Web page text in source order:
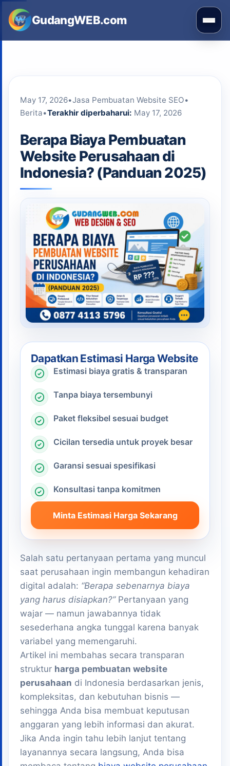
content
GudangWEB.com
Buka
May 17, 2026•Jasa Pembuatan Website SEO•
Berita•Terakhir diperbaharui: May 17, 2026
Berapa Biaya Pembuatan
Website Perusahaan di
Indonesia? (Panduan 2025)
Dapatkan Estimasi Harga Website
Estimasi biaya gratis & transparan
Tanpa biaya tersembunyi
Paket fleksibel sesuai budget
Cicilan tersedia untuk proyek besar
Garansi sesuai spesifikasi
Konsultasi tanpa komitmen
Minta Estimasi Harga Sekarang
Salah satu pertanyaan pertama yang muncul
saat perusahaan ingin membangun kehadiran
digital adalah: “Berapa sebenarnya biaya
yang harus disiapkan?”Pertanyaan yang
wajar — namun jawabannya tidak
sesederhana angka tunggal karena banyak
variabel yang memengaruhi.
Artikel ini membahas secara transparan
struktur harga pembuatan website
perusahaan di Indonesia berdasarkan jenis,
kompleksitas, dan kebutuhan bisnis —
sehingga Anda bisa membuat keputusan
anggaran yang lebih informasi dan akurat.
Jika Anda ingin tahu lebih lanjut tentang
layanannya secara langsung, Anda bisa